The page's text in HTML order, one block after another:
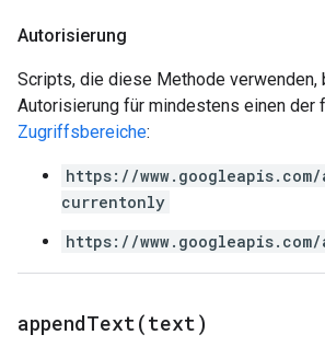
Autorisierung
Scripts, die diese Methode verwenden,
Autorisierung für mindestens einen der
Zugriffsbereiche:
https://www.googleapis.com/
currentonly
https://www.googleapis.com/
appendText(text)